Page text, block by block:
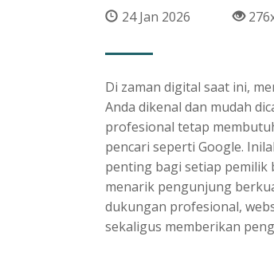
24 Jan 2026
Di zaman digital saat ini,
Anda dikenal dan mudah
profesional tetap
pencari seperti Google.
penting bagi setiap pemilik
menarik pengunjung
dukungan profesional,
sekaligus memberikan